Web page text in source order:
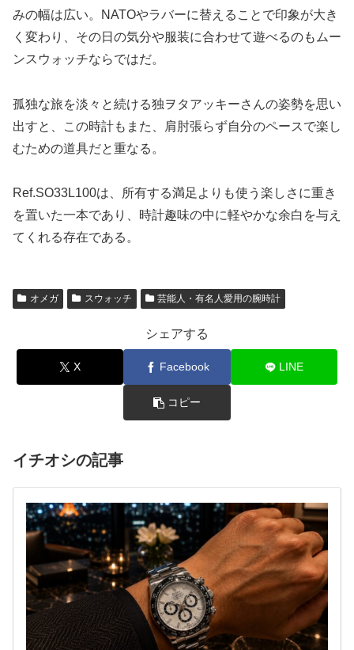
みの幅は広い。NATOやラバーに替えることで印象が大き
く変わり、その日の気分や服装に合わせて遊べるのもムー
ンスウォッチならではだ。
孤独な旅を淡々と続ける独ヲタアッキーさんの姿勢を思い
出すと、この時計もまた、肩肘張らず自分のペースで楽し
むための道具だと重なる。
Ref.SO33L100は、所有する満足よりも使う楽しさに重き
を置いた一本であり、時計趣味の中に軽やかな余白を与え
てくれる存在である。
オメガ スウォッチ 芸能人・有名人愛用の腕時計
シェアする
X Facebook LINE
コピー
イチオシの記事